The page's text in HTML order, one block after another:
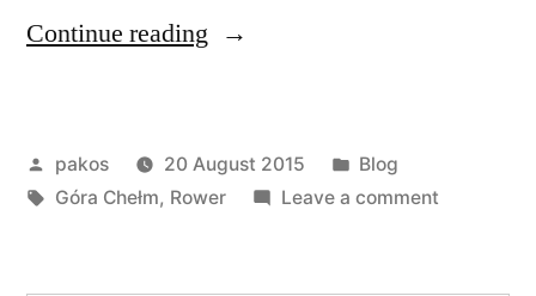
Continue reading “Rowerowo
Posted
by
pakos 20 August 2015
Posted
in
Blog
Tags:
Góra Chełm, Rower Leave a commenton